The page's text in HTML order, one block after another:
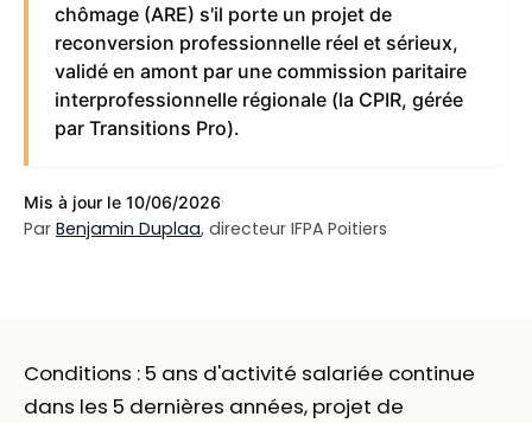
chômage (ARE) s'il porte un projet de
reconversion professionnelle réel et sérieux,
validé en amont par une commission paritaire
interprofessionnelle régionale (la CPIR, gérée
par Transitions Pro).
Mis à jour le 10/06/2026·
Par Benjamin Duplaa, directeur IFPA Poitiers
Conditions : 5 ans d'activité salariée continue
dans les 5 dernières années, projet de